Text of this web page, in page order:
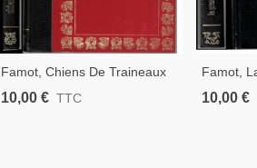
Famot, Chiens De Traineaux
Compagnons Du Risque,
Paul-Emile Victor, 1974 -
10,00 € TTC
Famot,
Des
Georges
10,00 €